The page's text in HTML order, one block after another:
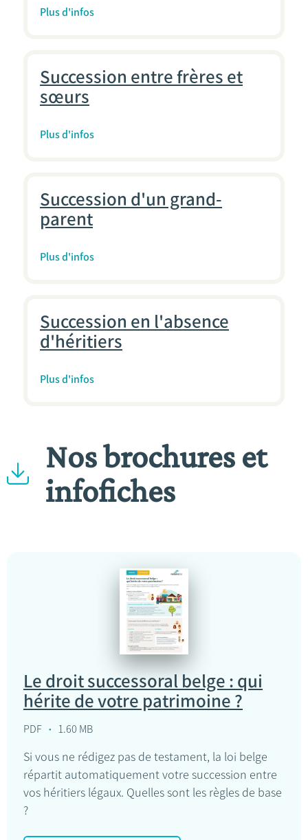
Plus d'infos
Succession entre frères et
sœurs
Plus d'infos
Succession d'un grand-
parent
Plus d'infos
Succession en l'absence
d'héritiers
Plus d'infos
Nos brochures et
infofiches
Le droit successoral belge : qui
hérite de votre patrimoine ?
PDF 1.60 MB
Si vous ne rédigez pas de testament, la loi belge
répartit automatiquement votre succession entre
vos héritiers légaux. Quelles sont les règles de base
?